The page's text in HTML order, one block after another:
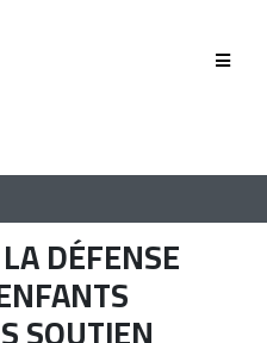
DÉFENSE